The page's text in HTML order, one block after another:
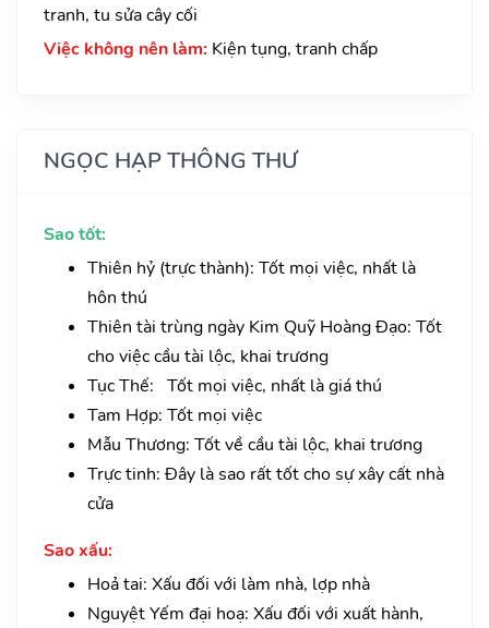
tranh, tu sửa cây cối
Việc không nên làm: Kiện tụng, tranh chấp
NGỌC HẠP THÔNG THƯ
Sao tốt:
Thiên hỷ (trực thành): Tốt mọi việc, nhất là
hôn thú
Thiên tài trùng ngày Kim Quỹ Hoàng Đạo: Tốt
cho việc cầu tài lộc, khai trương
Tục Thế: Tốt mọi việc, nhất là giá thú
Tam Hợp: Tốt mọi việc
Mẫu Thương: Tốt về cầu tài lộc, khai trương
Trực tinh: Đây là sao rất tốt cho sự xây cất nhà
cửa
Sao xấu:
Hoả tai: Xấu đối với làm nhà, lợp nhà
Nguyệt Yếm đại hoạ: Xấu đối với xuất hành,